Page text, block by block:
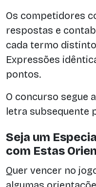
Os competidores
respostas e
cada termo
Expressões
pontos.
O concurso segue
letra subsequente
Seja um
com Estas
Quer vencer no